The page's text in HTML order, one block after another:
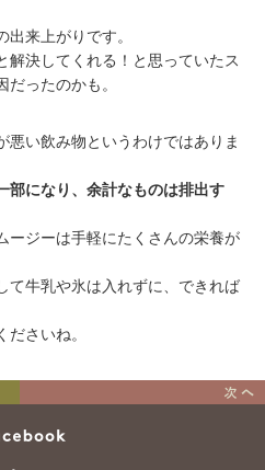
出来上がりです。
解決してくれる！と思っていたス
ったのかも。
悪い飲み物というわけではありま
部になり、余計なものは排出す
ージーは手軽にたくさんの栄養が
て牛乳や氷は入れずに、できれば
ださいね。